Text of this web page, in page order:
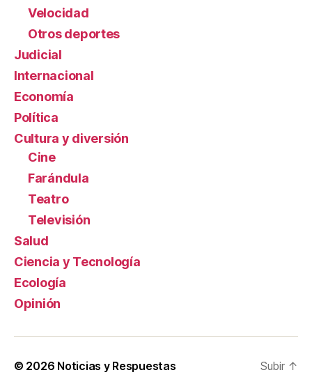
Velocidad
Otros deportes
Judicial
Internacional
Economía
Política
Cultura y diversión
Cine
Farándula
Teatro
Televisión
Salud
Ciencia y Tecnología
Ecología
Opinión
© 2026 Noticias y Respuestas Subir ↑